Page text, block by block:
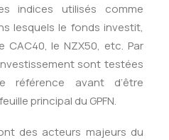
indices utilisés comme
lesquels le fonds investit,
CAC40, le NZX50, etc. Par
sont testées
référence avant d’être
principal du GPFN.
des acteurs majeurs du